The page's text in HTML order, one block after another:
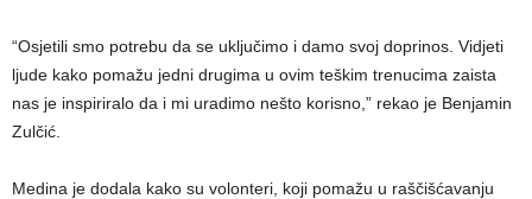
“Osjetili smo potrebu da se uključimo i damo svoj doprinos. Vidjeti
ljude kako pomažu jedni drugima u ovim teškim trenucima zaista
nas je inspiriralo da i mi uradimo nešto korisno,” rekao je Benjamin
Zulčić.
Medina je dodala kako su volonteri, koji pomažu u raščišćavanju